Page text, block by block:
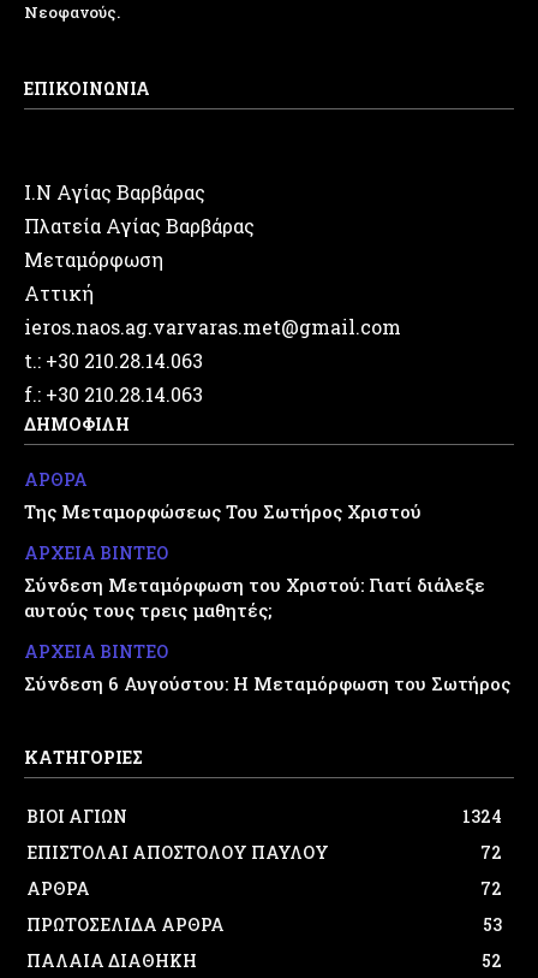
Νεοφανούς.
ΕΠΙΚΟΙΝΩΝΙΑ
Ι.Ν Αγίας Βαρβάρας
Πλατεία Αγίας Βαρβάρας
Μεταμόρφωση
Αττική
ieros.naos.ag.varvaras.met@gmail.com
t.: +30 210.28.14.063
f.: +30 210.28.14.063
ΔΗΜΟΦΙΛΗ
ΑΡΘΡΑ
Της Μεταμορφώσεως Του Σωτήρος Χριστού
ΑΡΧΕΙΑ ΒΙΝΤΕΟ
Σύνδεση Μεταμόρφωση του Χριστού: Γιατί διάλεξε
αυτούς τους τρεις μαθητές;
ΑΡΧΕΙΑ ΒΙΝΤΕΟ
Σύνδεση 6 Αυγούστου: Η Μεταμόρφωση του Σωτήρος
ΚΑΤΗΓΟΡΙΕΣ
ΒΙΟΙ ΑΓΙΩΝ
1324
ΕΠΙΣΤΟΛΑΙ ΑΠΟΣΤΟΛΟΥ ΠΑΥΛΟΥ
72
ΑΡΘΡΑ
72
ΠΡΩΤΟΣΕΛΙΔΑ ΑΡΘΡΑ
53
ΠΑΛΑΙΑ ΔΙΑΘΗΚΗ
52